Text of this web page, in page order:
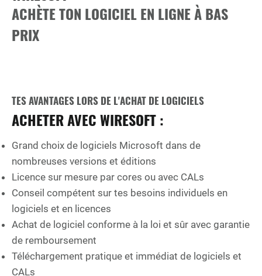
ACHÈTE TON LOGICIEL EN LIGNE À BAS
PRIX
TES AVANTAGES LORS DE L'ACHAT DE LOGICIELS
ACHETER AVEC WIRESOFT :
Grand choix de logiciels Microsoft dans de
nombreuses versions et éditions
Licence sur mesure par cores ou avec CALs
Conseil compétent sur tes besoins individuels en
logiciels et en licences
Achat de logiciel conforme à la loi et sûr avec garantie
de remboursement
Téléchargement pratique et immédiat de logiciels et
CALs